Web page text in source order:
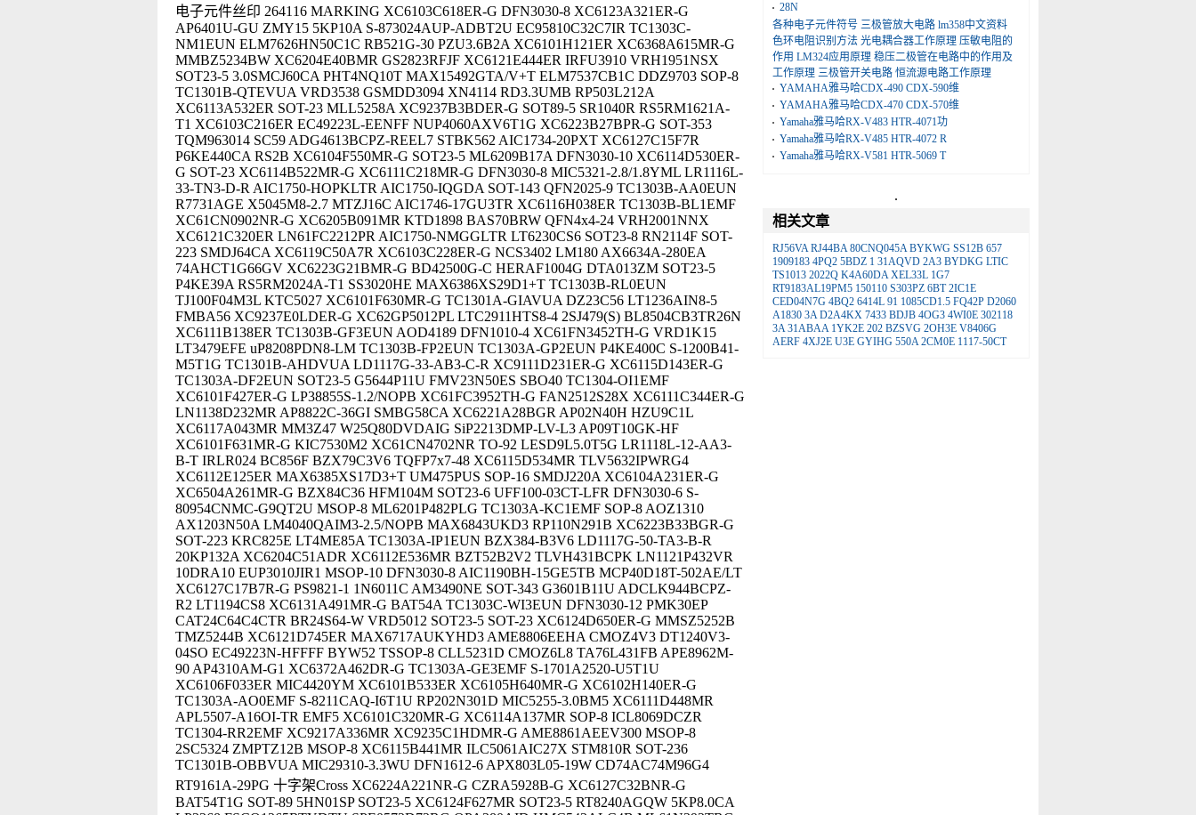
电子元件丝印 264116 MARKING XC6103C618ER-G DFN3030-8 XC6123A321ER-G
AP6401U-GU ZMY15 5KP10A S-873024AUP-ADBT2U EC95810C32C7IR TC1303C-
NM1EUN ELM7626HN50C1C RB521G-30 PZU3.6B2A XC6101H121ER XC6368A615MR-G
MMBZ5234BW XC6204E40BMR GS2823RFJF XC6121E444ER IRFU3910 VRH1951NSX
SOT23-5 3.0SMCJ60CA PHT4NQ10T MAX15492GTA/V+T ELM7537CB1C DDZ9703 SOP-8
TC1301B-QTEVUA VRD3538 GSMDD3094 XN4114 RD3.3UMB RP503L212A
XC6113A532ER SOT-23 MLL5258A XC9237B3BDER-G SOT89-5 SR1040R RS5RM1621A-
T1 XC6103C216ER EC49223L-EENFF NUP4060AXV6T1G XC6223B27BPR-G SOT-353
TQM963014 SC59 ADG4613BCPZ-REEL7 STBK562 AIC1734-20PXT XC6127C15F7R
P6KE440CA RS2B XC6104F550MR-G SOT23-5 ML6209B17A DFN3030-10 XC6114D530ER-
G SOT-23 XC6114B522MR-G XC6111C218MR-G DFN3030-8 MIC5321-2.8/1.8YML LR1116L-
33-TN3-D-R AIC1750-HOPKLTR AIC1750-IQGDA SOT-143 QFN2025-9 TC1303B-AA0EUN
R7731AGE X5045M8-2.7 MTZJ16C AIC1746-17GU3TR XC6116H038ER TC1303B-BL1EMF
XC61CN0902NR-G XC6205B091MR KTD1898 BAS70BRW QFN4x4-24 VRH2001NNX
XC6121C320ER LN61FC2212PR AIC1750-NMGGLTR LT6230CS6 SOT23-8 RN2114F SOT-
223 SMDJ64CA XC6119C50A7R XC6103C228ER-G NCS3402 LM180 AX6634A-280EA
74AHCT1G66GV XC6223G21BMR-G BD42500G-C HERAF1004G DTA013ZM SOT23-5
P4KE39A RS5RM2024A-T1 SS3020HE MAX6386XS29D1+T TC1303B-RL0EUN
TJ100F04M3L KTC5027 XC6101F630MR-G TC1301A-GIAVUA DZ23C56 LT1236AIN8-5
FMBA56 XC9237E0LDER-G XC62GP5012PL LTC2911HTS8-4 2SJ479(S) BL8504CB3TR26N
XC6111B138ER TC1303B-GF3EUN AOD4189 DFN1010-4 XC61FN3452TH-G VRD1K15
LT3479EFE uP8208PDN8-LM TC1303B-FP2EUN TC1303A-GP2EUN P4KE400C S-1200B41-
M5T1G TC1301B-AHDVUA LD1117G-33-AB3-C-R XC9111D231ER-G XC6115D143ER-G
TC1303A-DF2EUN SOT23-5 G5644P11U FMV23N50ES SBO40 TC1304-OI1EMF
XC6101F427ER-G LP38855S-1.2/NOPB XC61FC3952TH-G FAN2512S28X XC6111C344ER-G
LN1138D232MR AP8822C-36GI SMBG58CA XC6221A28BGR AP02N40H HZU9C1L
XC6117A043MR MM3Z47 W25Q80DVDAIG SiP2213DMP-LV-L3 AP09T10GK-HF
XC6101F631MR-G KIC7530M2 XC61CN4702NR TO-92 LESD9L5.0T5G LR1118L-12-AA3-
B-T IRLR024 BC856F BZX79C3V6 TQFP7x7-48 XC6115D534MR TLV5632IPWRG4
XC6112E125ER MAX6385XS17D3+T UM475PUS SOP-16 SMDJ220A XC6104A231ER-G
XC6504A261MR-G BZX84C36 HFM104M SOT23-6 UFF100-03CT-LFR DFN3030-6 S-
80954CNMC-G9QT2U MSOP-8 ML6201P482PLG TC1303A-KC1EMF SOP-8 AOZ1310
AX1203N50A LM4040QAIM3-2.5/NOPB MAX6843UKD3 RP110N291B XC6223B33BGR-G
SOT-223 KRC825E LT4ME85A TC1303A-IP1EUN BZX384-B3V6 LD1117G-50-TA3-B-R
20KP132A XC6204C51ADR XC6112E536MR BZT52B2V2 TLVH431BCPK LN1121P432VR
10DRA10 EUP3010JIR1 MSOP-10 DFN3030-8 AIC1190BH-15GE5TB MCP40D18T-502AE/LT
XC6127C17B7R-G PS9821-1 1N6011C AM3490NE SOT-343 G3601B11U ADCLK944BCPZ-
R2 LT1194CS8 XC6131A491MR-G BAT54A TC1303C-WI3EUN DFN3030-12 PMK30EP
CAT24C64C4CTR BR24S64-W VRD5012 SOT23-5 SOT-23 XC6124D650ER-G MMSZ5252B
TMZ5244B XC6121D745ER MAX6717AUKYHD3 AME8806EEHA CMOZ4V3 DT1240V3-
04SO EC49223N-HFFFF BYW52 TSSOP-8 CLL5231D CMOZ6L8 TA76L431FB APE8962M-
90 AP4310AM-G1 XC6372A462DR-G TC1303A-GE3EMF S-1701A2520-U5T1U
XC6106F033ER MIC4420YM XC6101B533ER XC6105H640MR-G XC6102H140ER-G
TC1303A-AO0EMF S-8211CAQ-I6T1U RP202N301D MIC5255-3.0BM5 XC6111D448MR
APL5507-A16OI-TR EMF5 XC6101C320MR-G XC6114A137MR SOP-8 ICL8069DCZR
TC1304-RR2EMF XC9217A336MR XC9235C1HDMR-G AME8861AEEV300 MSOP-8
2SC5324 ZMPTZ12B MSOP-8 XC6115B441MR ILC5061AIC27X STM810R SOT-236
TC1301B-OBBVUA MIC29310-3.3WU DFN1612-6 APX803L05-19W CD74AC74M96G4
RT9161A-29PG 十字架Cross XC6224A221NR-G CZRA5928B-G XC6127C32BNR-G
BAT54T1G SOT-89 5HN01SP SOT23-5 XC6124F627MR SOT23-5 RT8240AGQW 5KP8.0CA
28N
各种电子元件符号 三极管放大电路 lm358中文资料
色环电阻识别方法 光电耦合器工作原理 压敏电阻的
作用 LM324应用原理 稳压二极管在电路中的作用及
工作原理 三极管开关电路 恒流源电路工作原理
YAMAHA雅马哈CDX-490 CDX-590维
YAMAHA雅马哈CDX-470 CDX-570维
Yamaha雅马哈RX-V483 HTR-4071功
Yamaha雅马哈RX-V485 HTR-4072 R
Yamaha雅马哈RX-V581 HTR-5069 T
.
相关文章
RJ56VA RJ44BA 80CNQ045A BYKWG SS12B 657
1909183 4PQ2 5BDZ 1 31AQVD 2A3 BYDKG LTIC
TS1013 2022Q K4A60DA XEL33L 1G7
RT9183AL19PM5 150110 S303PZ 6BT 2IC1E
CED04N7G 4BQ2 6414L 91 1085CD1.5 FQ42P D2060
A1830 3A D2A4KX 7433 BDJB 4OG3 4WI0E 302118
3A 31ABAA 1YK2E 202 BZSVG 2OH3E V8406G
AERF 4XJ2E U3E GYIHG 550A 2CM0E 1117-50CT